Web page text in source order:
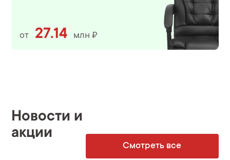
от 27.14 млн ₽
Новости и
акции
Смотреть все